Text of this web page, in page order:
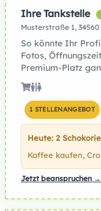
Ihre Tankstelle
Musterstraße 1,
So könnte Ihr
Fotos,
Premium-Platz
1 STELLENANGEBOT
Heute: 2
Kaffee kaufen,
Jetzt beanspruchen →